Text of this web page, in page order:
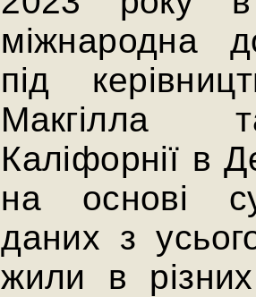
міжнародна
під
Макгілла
Каліфорнії в
на основі
даних з
жили в